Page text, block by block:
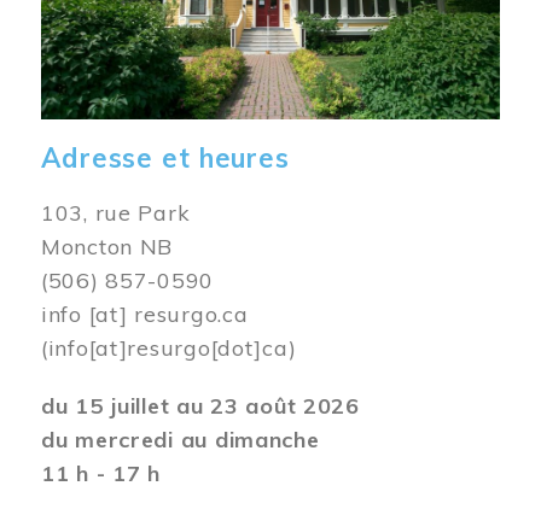
Adresse et heures
103, rue Park
Moncton NB
(506) 857-0590
info [at] resurgo.ca
(info[at]resurgo[dot]ca)
du 15 juillet au 23 août 2026
du mercredi au dimanche
11 h - 17 h